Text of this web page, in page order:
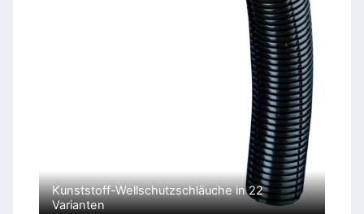
Kunststoff-Wellschutzschläuche in 22
Varianten